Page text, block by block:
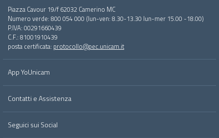
menu
full
Piazza Cavour 19/f 62032 Camerino MC
Numero verde: 800 054 000 (lun-ven: 8.30-13.30 lun-mer 15.00 -18.00)
P.IVA: 00291660439
C.F.: 81001910439
posta certificata: protocollo@pec.unicam.it
App YoUnicam
Contatti e Assistenza
Seguici sui Social